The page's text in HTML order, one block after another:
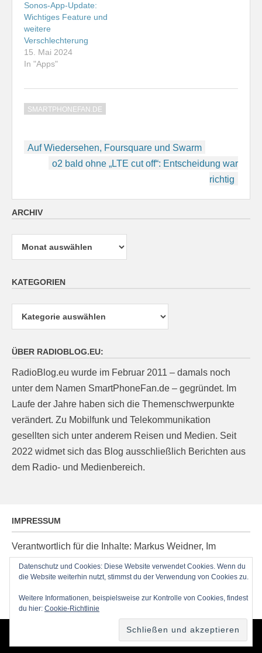
Sonos-App-Update:
Wichtiges Feature und
weitere
Verschlechterung
15. Mai 2024
In "Apps"
SMARTPHONEFAN.DE
Beitragsnavigation
Auf Wiedersehen, Foursquare und Swarm
o2 bald ohne „LTE cut off“: Entscheidung war
richtig
ARCHIV
Archiv
KATEGORIEN
Kategorien
ÜBER RADIOBLOG.EU:
RadioBlog.eu wurde im Februar 2011 – damals noch
unter dem Namen SmartPhoneFan.de – gegründet. Im
Laufe der Jahre haben sich die Themenschwerpunkte
verändert. Zu Mobilfunk und Telekommunikation
gesellten sich unter anderem Reisen und Medien. Seit
2022 widmet sich das Blog ausschließlich Berichten aus
dem Radio- und Medienbereich.
IMPRESSUM
Verantwortlich für die Inhalte: Markus Weidner, Im
Ziegelacker 20, D-63599 Biebergemünd, E-Mail:
post@radioblog.eu
Technik und Administration: Thomas Michel
Catch Themes
Datenschutz und Cookies: Diese Website verwendet Cookies. Wenn du
die Website weiterhin nutzt, stimmst du der Verwendung von Cookies zu.
Weitere Informationen, beispielsweise zur Kontrolle von Cookies, findest
du hier: Cookie-Richtlinie